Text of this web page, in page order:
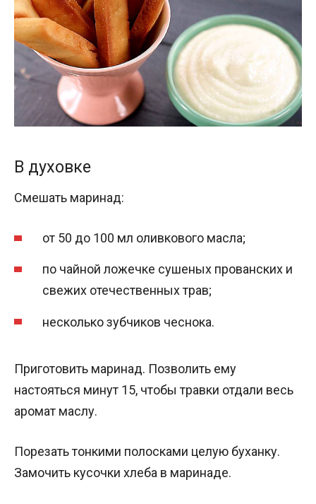
В духовке
Смешать маринад:
от 50 до 100 мл оливкового масла;
по чайной ложечке сушеных прованских и
свежих отечественных трав;
несколько зубчиков чеснока.
Приготовить маринад. Позволить ему
настояться минут 15, чтобы травки отдали весь
аромат маслу.
Порезать тонкими полосками целую буханку.
Замочить кусочки хлеба в маринаде.